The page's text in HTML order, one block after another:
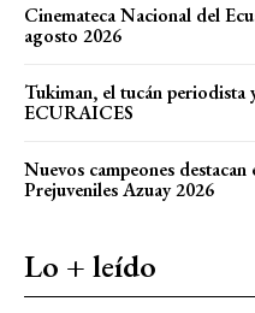
Cinemateca Nacional del
agosto 2026
Tukiman, el tucán
ECURAICES
Nuevos campeones
Prejuveniles Azuay 2026
Lo + leído